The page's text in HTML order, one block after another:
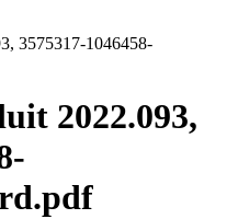
3575317-1046458-
2022.093,